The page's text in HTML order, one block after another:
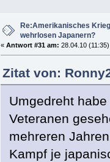
Re:Amerikanisches
wehrlosen Japanern?
« Antwort #31 am: 28.04.10
Zitat von:
Umgedreht
Veteranen
mehreren Jahren
Kampf je